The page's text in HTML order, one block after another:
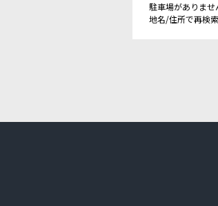
駐車場がありませ
地名/住所で再検